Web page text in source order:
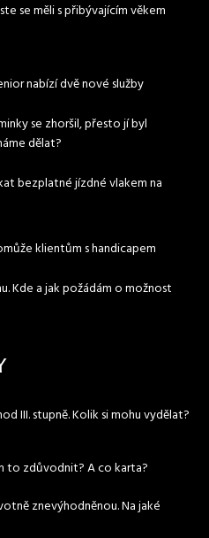
se měli s přibývajícím věkem
nabízí dvě nové služby
se zhoršil, přesto jí byl
dělat?
bezplatné jízdné vlakem na
klientům s handicapem
Kde a jak požádám o možnost
III. stupně. Kolik si mohu vydělat?
to zdůvodnit? A co karta?
znevýhodněnou. Na jaké